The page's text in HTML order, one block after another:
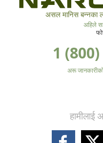
असल मानिस बन्नका
अहिले
1
अरू
हामीलाई
Follow